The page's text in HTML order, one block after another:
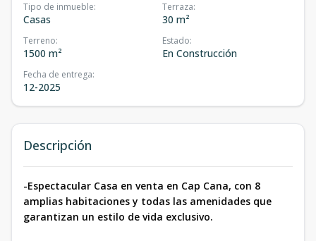
Tipo de inmueble:
Casas
Terraza:
30 m²
Terreno:
1500 m²
Estado:
En Construcción
Fecha de entrega:
12-2025
Descripción
-Espectacular Casa en venta en Cap Cana, con 8
amplias habitaciones y todas las amenidades que
garantizan un estilo de vida exclusivo.